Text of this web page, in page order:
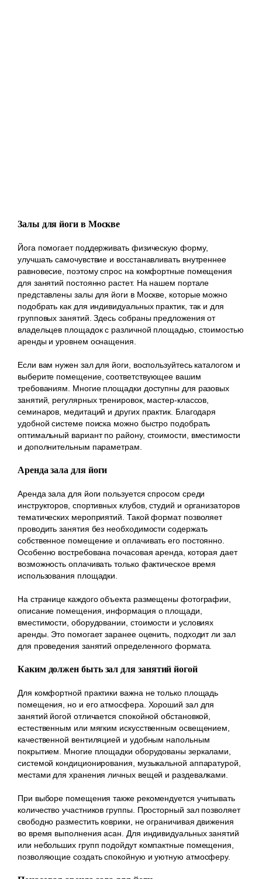
Залы для йоги в Москве
Йога помогает поддерживать физическую форму,
улучшать самочувствие и восстанавливать внутреннее
равновесие, поэтому спрос на комфортные помещения
для занятий постоянно растет. На нашем портале
представлены залы для йоги в Москве, которые можно
подобрать как для индивидуальных практик, так и для
групповых занятий. Здесь собраны предложения от
владельцев площадок с различной площадью, стоимостью
аренды и уровнем оснащения.
Если вам нужен зал для йоги, воспользуйтесь каталогом и
выберите помещение, соответствующее вашим
требованиям. Многие площадки доступны для разовых
занятий, регулярных тренировок, мастер-классов,
семинаров, медитаций и других практик. Благодаря
удобной системе поиска можно быстро подобрать
оптимальный вариант по району, стоимости, вместимости
и дополнительным параметрам.
Аренда зала для йоги
Аренда зала для йоги пользуется спросом среди
инструкторов, спортивных клубов, студий и организаторов
тематических мероприятий. Такой формат позволяет
проводить занятия без необходимости содержать
собственное помещение и оплачивать его постоянно.
Особенно востребована почасовая аренда, которая дает
возможность оплачивать только фактическое время
использования площадки.
На странице каждого объекта размещены фотографии,
описание помещения, информация о площади,
вместимости, оборудовании, стоимости и условиях
аренды. Это помогает заранее оценить, подходит ли зал
для проведения занятий определенного формата.
Каким должен быть зал для занятий йогой
Для комфортной практики важна не только площадь
помещения, но и его атмосфера. Хороший зал для
занятий йогой отличается спокойной обстановкой,
естественным или мягким искусственным освещением,
качественной вентиляцией и удобным напольным
покрытием. Многие площадки оборудованы зеркалами,
системой кондиционирования, музыкальной аппаратурой,
местами для хранения личных вещей и раздевалками.
При выборе помещения также рекомендуется учитывать
количество участников группы. Просторный зал позволяет
свободно разместить коврики, не ограничивая движения
во время выполнения асан. Для индивидуальных занятий
или небольших групп подойдут компактные помещения,
позволяющие создать спокойную и уютную атмосферу.